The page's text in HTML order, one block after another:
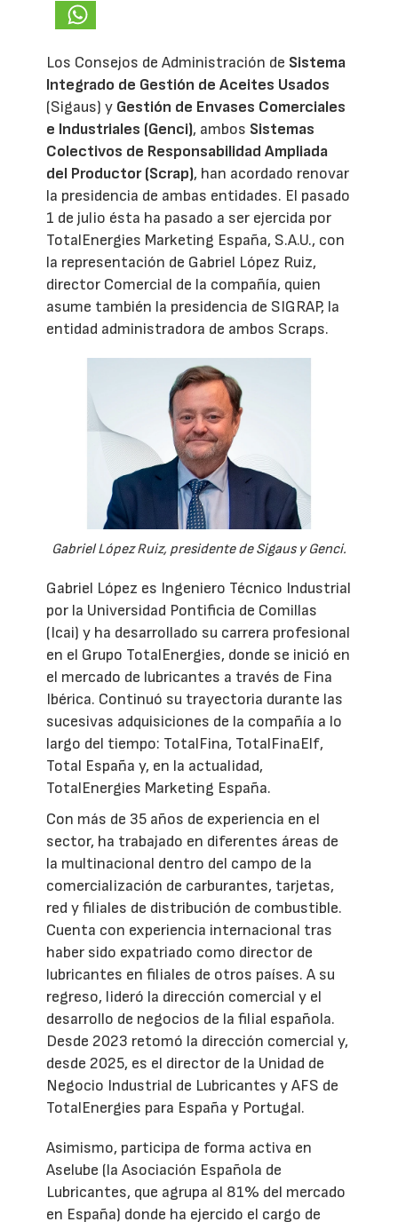
Los Consejos de Administración de Sistema
Integrado de Gestión de Aceites Usados
(Sigaus) y Gestión de Envases Comerciales
e Industriales (Genci), ambos Sistemas
Colectivos de Responsabilidad Ampliada
del Productor (Scrap), han acordado renovar
la presidencia de ambas entidades. El pasado
1 de julio ésta ha pasado a ser ejercida por
TotalEnergies Marketing España, S.A.U., con
la representación de Gabriel López Ruiz,
director Comercial de la compañía, quien
asume también la presidencia de SIGRAP, la
entidad administradora de ambos Scraps.
Gabriel López Ruiz, presidente de Sigaus y Genci.
Gabriel López es Ingeniero Técnico Industrial
por la Universidad Pontificia de Comillas
(Icai) y ha desarrollado su carrera profesional
en el Grupo TotalEnergies, donde se inició en
el mercado de lubricantes a través de Fina
Ibérica. Continuó su trayectoria durante las
sucesivas adquisiciones de la compañía a lo
largo del tiempo: TotalFina, TotalFinaElf,
Total España y, en la actualidad,
TotalEnergies Marketing España.
Con más de 35 años de experiencia en el
sector, ha trabajado en diferentes áreas de
la multinacional dentro del campo de la
comercialización de carburantes, tarjetas,
red y filiales de distribución de combustible.
Cuenta con experiencia internacional tras
haber sido expatriado como director de
lubricantes en filiales de otros países. A su
regreso, lideró la dirección comercial y el
desarrollo de negocios de la filial española.
Desde 2023 retomó la dirección comercial y,
desde 2025, es el director de la Unidad de
Negocio Industrial de Lubricantes y AFS de
TotalEnergies para España y Portugal.
Asimismo, participa de forma activa en
Aselube (la Asociación Española de
Lubricantes, que agrupa al 81% del mercado
en España) donde ha ejercido el cargo de